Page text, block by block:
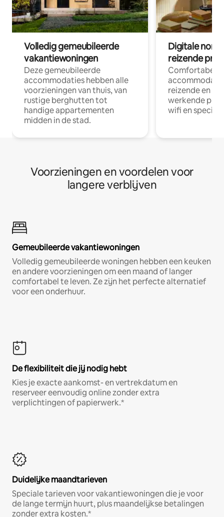
Volledig gemeubileerde
vakantiewoningen
Deze gemeubileerde
accommodaties hebben alle
voorzieningen van thuis, van
rustige berghutten tot
handige appartementen
midden in de stad.
Digitale
reizende
Comfortabele
reizende en
werkende
wifi en
Voorzieningen en voordelen voor
langere verblijven
Gemeubileerde vakantiewoningen
Volledig gemeubileerde woningen hebben een keuken
en andere voorzieningen om een maand of langer
comfortabel te leven. Ze zijn het perfecte alternatief
voor een onderhuur.
De flexibiliteit die jij nodig hebt
Kies je exacte aankomst- en vertrekdatum en
reserveer eenvoudig online zonder extra
verplichtingen of papierwerk.*
Duidelijke maandtarieven
Speciale tarieven voor vakantiewoningen die je voor
de lange termijn huurt, plus maandelijkse betalingen
zonder extra kosten.*